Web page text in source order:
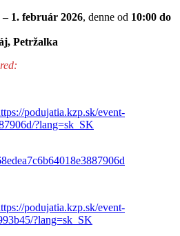
1. február 2026, denne od 10:00 do
Petržalka
podujatia.kzp.sk/event-
?lang=sk_SK
podujatia.kzp.sk/event-
?lang=sk_SK